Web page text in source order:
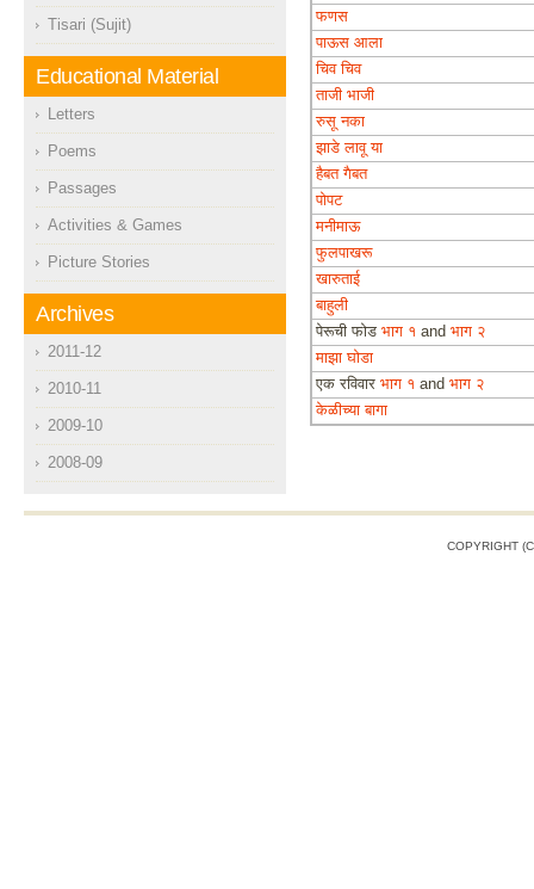
फणस
पाऊस आला
चिव चिव
ताजी भाजी
रुसू नका
झाडे लावू या
हैबत गैबत
पोपट
मनीमाऊ
फुलपाखरू
खारुताई
बाहुली
पेरूची फोड भाग १ and भाग २
माझा घोडा
एक रविवार भाग १ and भाग २
केळीच्या बागा
Tisari (Sujit)
Educational Material
Letters
Poems
Passages
Activities & Games
Picture Stories
Archives
2011-12
2010-11
2009-10
2008-09
COPYRIGHT